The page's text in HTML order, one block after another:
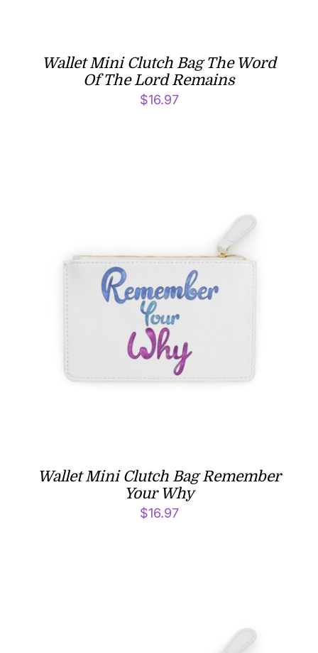
Wallet Mini Clutch Bag The Word
Of The Lord Remains
$16.97
Wallet Mini Clutch Bag Remember
Your Why
$16.97